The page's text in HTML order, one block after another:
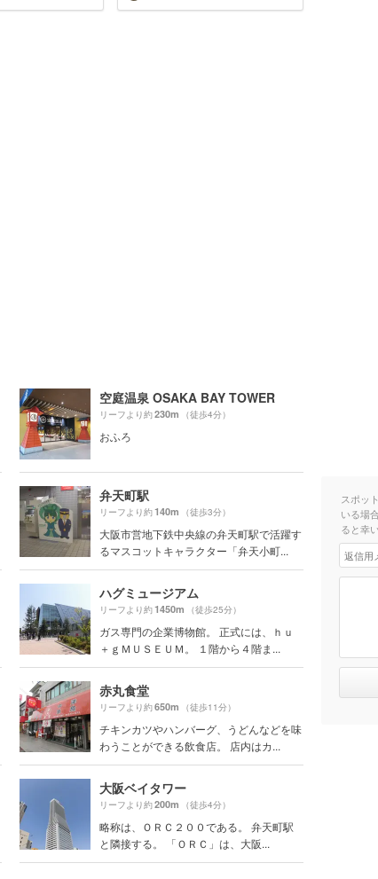
空庭温泉 OSAKA BAY TOWER
リーフより約230m （徒歩4分）
おふろ
弁天町駅
リーフより約140m （徒歩3分）
大阪市営地下鉄中央線の弁天町駅で活躍す
るマスコットキャラクター「弁天小町...
ハグミュージアム
リーフより約1450m （徒歩25分）
ガス専門の企業博物館。 正式には、ｈｕ
＋ｇＭＵＳＥＵＭ。 １階から４階ま...
赤丸食堂
リーフより約650m （徒歩11分）
チキンカツやハンバーグ、うどんなどを味
わうことができる飲食店。 店内はカ...
大阪ベイタワー
リーフより約200m （徒歩4分）
略称は、ＯＲＣ２００である。 弁天町駅
と隣接する。 「ＯＲＣ」は、大阪...
スポッ
いる場
ると幸